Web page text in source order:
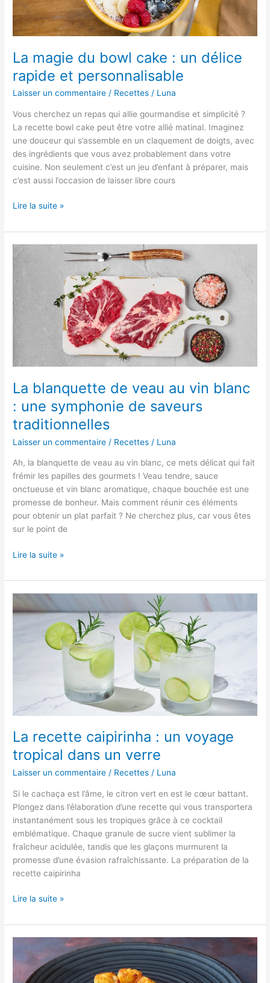
papilles
La magie du bowl cake : un délice
rapide et personnalisable
Laisser un commentaire / Recettes / Luna
Vous cherchez un repas qui allie gourmandise et simplicité ?
La recette bowl cake peut être votre allié matinal. Imaginez
une douceur qui s’assemble en un claquement de doigts, avec
des ingrédients que vous avez probablement dans votre
cuisine. Non seulement c’est un jeu d’enfant à préparer, mais
c’est aussi l’occasion de laisser libre cours
La
du
bowl
cake
un
délice
rapide
et
personnalisable
Lire la suite »
La blanquette de veau au vin blanc
: une symphonie de saveurs
traditionnelles
Laisser un commentaire / Recettes / Luna
Ah, la blanquette de veau au vin blanc, ce mets délicat qui fait
frémir les papilles des gourmets ! Veau tendre, sauce
onctueuse et vin blanc aromatique, chaque bouchée est une
promesse de bonheur. Mais comment réunir ces éléments
pour obtenir un plat parfait ? Ne cherchez plus, car vous êtes
sur le point de
La
de
veau
au
saveurs
traditionnelles
Lire la suite »
La recette caipirinha : un voyage
tropical dans un verre
Laisser un commentaire / Recettes / Luna
Si le cachaça est l’âme, le citron vert en est le cœur battant.
Plongez dans l’élaboration d’une recette qui vous transportera
instantanément sous les tropiques grâce à ce cocktail
emblématique. Chaque granule de sucre vient sublimer la
fraîcheur acidulée, tandis que les glaçons murmurent la
promesse d’une évasion rafraîchissante. La préparation de la
recette caipirinha
La
caipirinha
:
voyage
tropical
Lire la suite »